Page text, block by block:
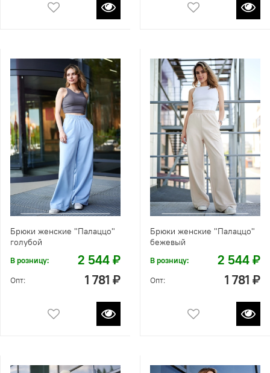
Брюки женские "Палаццо"
голубой
В розницу: 2 544 ₽
Опт: 1 781 ₽
Брюки женские "Палаццо"
бежевый
В розницу: 2 544 ₽
Опт: 1 781 ₽